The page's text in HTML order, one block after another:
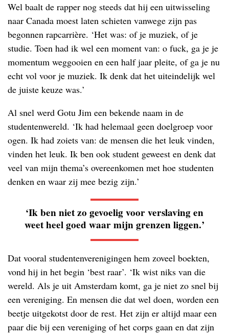
Wel baalt de rapper nog steeds dat hij een uitwisseling
naar Canada moest laten schieten vanwege zijn pas
begonnen rapcarrière. ‘Het was: of je muziek, of je
studie. Toen had ik wel een moment van: o fuck, ga je je
momentum weggooien en een half jaar pleite, of ga je nu
echt vol voor je muziek. Ik denk dat het uiteindelijk wel
de juiste keuze was.’
Al snel werd Gotu Jim een bekende naam in de
studentenwereld. ‘Ik had helemaal geen doelgroep voor
ogen. Ik had zoiets van: de mensen die het leuk vinden,
vinden het leuk. Ik ben ook student geweest en denk dat
veel van mijn thema’s overeenkomen met hoe studenten
denken en waar zij mee bezig zijn.’
‘Ik ben niet zo gevoelig voor verslaving en
weet heel goed waar mijn grenzen liggen.’
Dat vooral studentenverenigingen hem zoveel boekten,
vond hij in het begin ‘best raar’. ‘Ik wist niks van die
wereld. Als je uit Amsterdam komt, ga je niet zo snel bij
een vereniging. En mensen die dat wel doen, worden een
beetje uitgekotst door de rest. Het zijn er altijd maar een
paar die bij een vereniging of het corps gaan en dat zijn